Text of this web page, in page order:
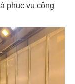
phục vụ công